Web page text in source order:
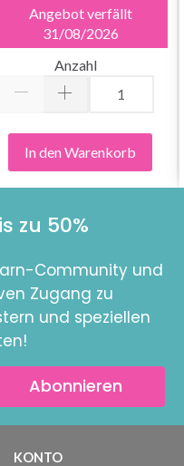
Angebot verfällt
31/08/2026
Anzahl
In den Warenkorb
zu 50%
Community und
Zugang zu
und speziellen
Abonnieren
KONTO